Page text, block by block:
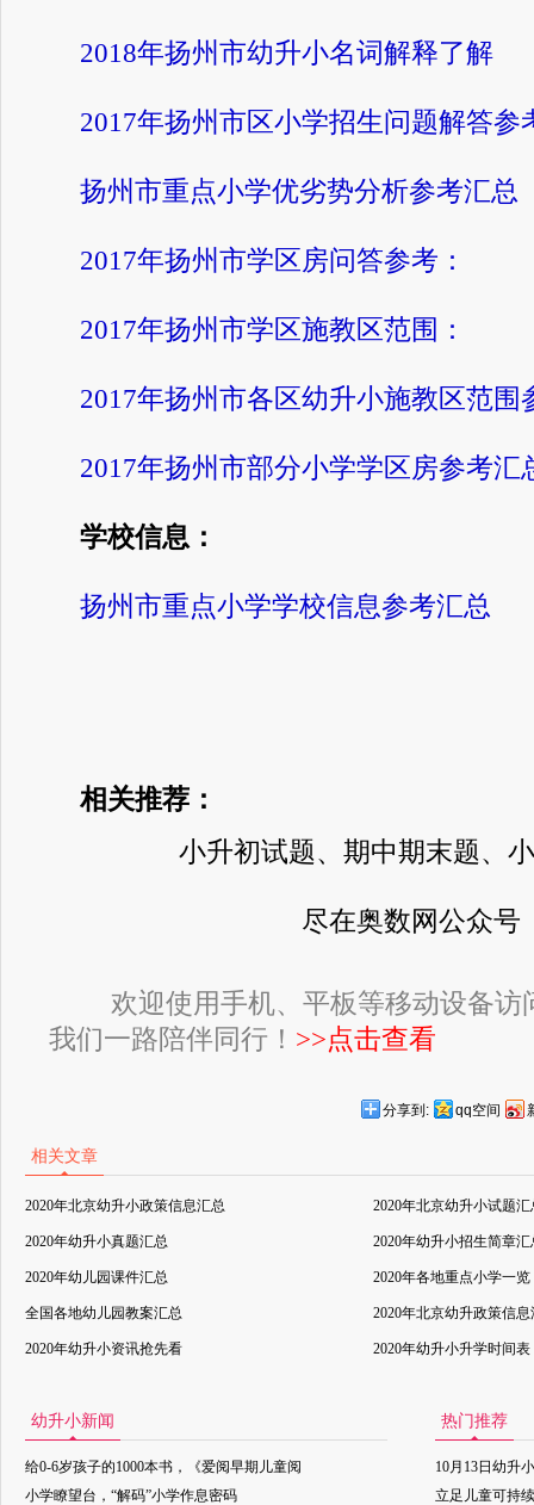
2018年扬州市幼升小名词解释了解
2017年扬州市区小学招生问题解答参
扬州市重点小学优劣势分析参考汇总
2017年扬州市学区房问答参考：
2017年扬州市学区施教区范围 ：
2017年扬州市各区幼升小施教区范围
2017年扬州市部分小学学区房参考汇
学校信息：
扬州市重点小学学校信息参考汇总
相关推荐：
小升初试题、期中期末题、
尽在奥数网公众号
欢迎使用手机、平板等移动设备访
我们一路陪伴同行！ >>点击查看
分享到: qq空间
相关文章
2020年北京幼升小政策信息汇总 2020年北京幼升小试题汇
2020年幼升小真题汇总 2020年幼升小招生简章汇
2020年幼儿园课件汇总 2020年各地重点小学一览
全国各地幼儿园教案汇总 2020年北京幼升政策信息
2020年幼升小资讯抢先看 2020年幼升小升学时间表
幼升小新闻
给0-6岁孩子的1000本书，《爱阅早期儿童阅
小学瞭望台，“解码”小学作息密码
热门推荐
10月13日幼升
立足儿童可持